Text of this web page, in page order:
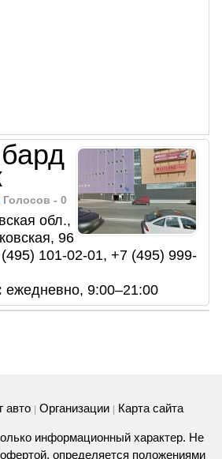
Голосов - 0
обл.,
96
101-02-01, +7 (495) 999-
ежедневно, 9:00–21:00
авто Организации Карта сайта
информационный характер. Не
определяется положениями